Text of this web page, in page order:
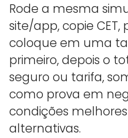
Rode a mesma
site/app, copie
coloque em uma
primeiro, depois o
seguro ou tarifa,
como prova em
condições
alternativas.